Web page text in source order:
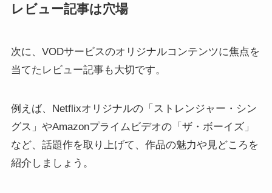
レビュー記事は穴場
次に、VODサービスのオリジナルコンテンツに焦点を
当てたレビュー記事も大切です。
例えば、Netflixオリジナルの「ストレンジャー・シン
グス」やAmazonプライムビデオの「ザ・ボーイズ」
など、話題作を取り上げて、作品の魅力や見どころを
紹介しましょう。